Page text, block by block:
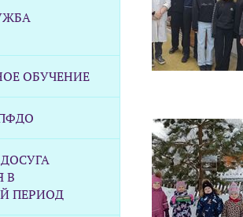
ОБУЧЕНИЕ
В
ПЕРИОД